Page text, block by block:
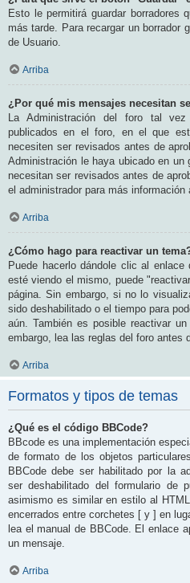
Esto le permitirá guardar borradores
más tarde. Para recargar un borrador
de Usuario.
Arriba
¿Por qué mis mensajes necesitan
La Administración del foro tal
publicados en el foro, en el que
necesiten ser revisados antes de
Administración le haya ubicado en un
necesitan ser revisados antes de
el administrador para más información
Arriba
¿Cómo hago para reactivar un
Puede hacerlo dándole clic al
esté viendo el mismo, puede
página. Sin embargo, si no lo
sido deshabilitado o el tiempo para
aún. También es posible reactivar
embargo, lea las reglas del foro antes
Arriba
Formatos y tipos de temas
¿Qué es el código BBCode?
BBcode es una implementación
de formato de los objetos
BBCode debe ser habilitado por la
ser deshabilitado del formulario de
asimismo es similar en estilo al
encerrados entre corchetes [ y ] en
lea el manual de BBCode. El enlace
un mensaje.
Arriba